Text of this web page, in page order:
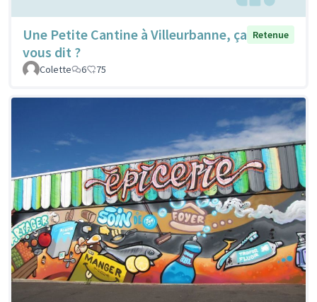
Une Petite Cantine à Villeurbanne, ça
vous dit ?
Retenue
Colette 6 75